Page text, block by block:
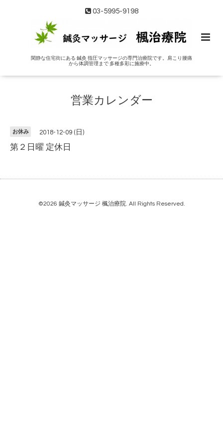
03-5995-9198
閑静な住宅街にある 鍼灸 指圧マッサージの専門治療院です。肩こり腰痛
から体調管理まで 多種多彩に施療中。
営業カレンダー
お休み 2018-12-09 (日)
第２日曜 定休日
©2026 鍼灸マッサージ 楓治療院. All Rights Reserved.